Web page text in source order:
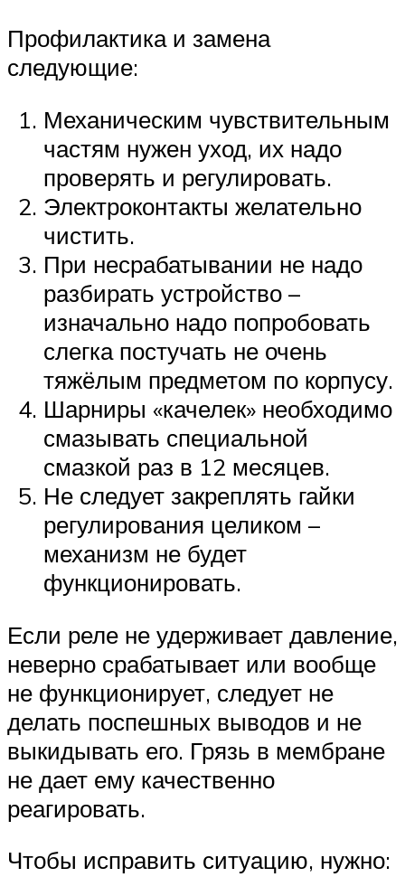
Профилактика и замена
следующие:
Механическим чувствительным
частям нужен уход, их надо
проверять и регулировать.
Электроконтакты желательно
чистить.
При несрабатывании не надо
разбирать устройство –
изначально надо попробовать
слегка постучать не очень
тяжёлым предметом по корпусу.
Шарниры «качелек» необходимо
смазывать специальной
смазкой раз в 12 месяцев.
Не следует закреплять гайки
регулирования целиком –
механизм не будет
функционировать.
Если реле не удерживает давление,
неверно срабатывает или вообще
не функционирует, следует не
делать поспешных выводов и не
выкидывать его. Грязь в мембране
не дает ему качественно
реагировать.
Чтобы исправить ситуацию, нужно: